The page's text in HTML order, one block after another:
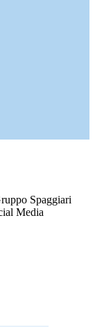
Spaggiari
Media